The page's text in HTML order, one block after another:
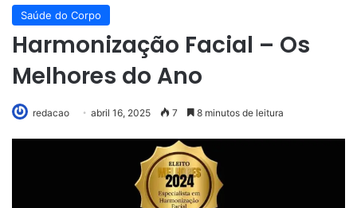
Saúde do Corpo
Harmonização Facial – Os
Melhores do Ano
redacao abril 16, 2025 7 8 minutos de leitura